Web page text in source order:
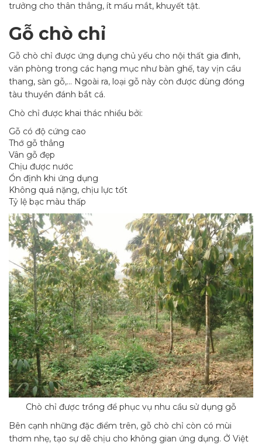
trưởng cho thân thẳng, ít mấu mắt, khuyết tật.
Gỗ chò chỉ
Gỗ chò chỉ được ứng dụng chủ yếu cho nội thất gia đình,
văn phòng trong các hạng mục như bàn ghế, tay vịn cầu
thang, sàn gỗ,… Ngoài ra, loại gỗ này còn được dùng đóng
tàu thuyền đánh bắt cá.
Chò chỉ được khai thác nhiều bởi:
Gỗ có độ cứng cao
Thớ gỗ thẳng
Vân gỗ đẹp
Chịu được nước
Ổn định khi ứng dụng
Không quá nặng, chịu lực tốt
Tỷ lệ bạc màu thấp
Chò chỉ được trồng để phục vụ nhu cầu sử dụng gỗ
Bên cạnh những đặc điểm trên, gỗ chò chỉ còn có mùi
thơm nhẹ, tạo sự dễ chịu cho không gian ứng dụng. Ở Việt